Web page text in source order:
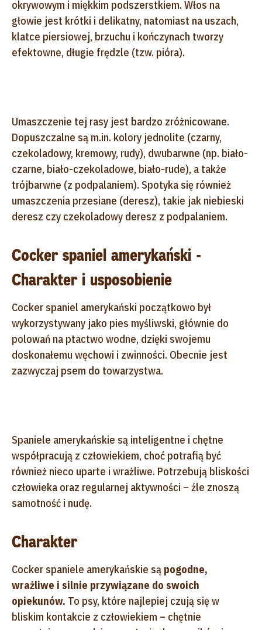
okrywowym i miękkim podszerstkiem. Włos na
głowie jest krótki i delikatny, natomiast na uszach,
klatce piersiowej, brzuchu i kończynach tworzy
efektowne, długie frędzle (tzw. pióra).
Umaszczenie tej rasy jest bardzo zróżnicowane.
Dopuszczalne są m.in. kolory jednolite (czarny,
czekoladowy, kremowy, rudy), dwubarwne (np. biało-
czarne, biało-czekoladowe, biało-rude), a także
trójbarwne (z podpalaniem). Spotyka się również
umaszczenia przesiane (deresz), takie jak niebieski
deresz czy czekoladowy deresz z podpalaniem.
Cocker spaniel amerykański -
Charakter i usposobienie
Cocker spaniel amerykański początkowo był
wykorzystywany jako pies myśliwski, głównie do
polowań na ptactwo wodne, dzięki swojemu
doskonałemu węchowi i zwinności. Obecnie jest
zazwyczaj psem do towarzystwa.
Spaniele amerykańskie są inteligentne i chętne
współpracują z człowiekiem, choć potrafią być
również nieco uparte i wrażliwe. Potrzebują bliskości
człowieka oraz regularnej aktywności – źle znoszą
samotność i nudę.
Charakter
Cocker spaniele amerykańskie są pogodne,
wrażliwe i silnie przywiązane do swoich
opiekunów. To psy, które najlepiej czują się w
bliskim kontakcie z człowiekiem – chętnie